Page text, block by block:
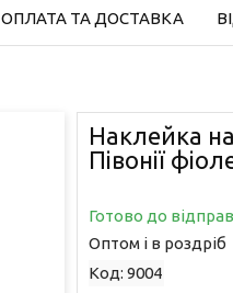
ОПЛАТА ТА ДОСТАВКА
Наклейка на
Півонії
Готово до
Оптом і в роздріб
Код: 9004